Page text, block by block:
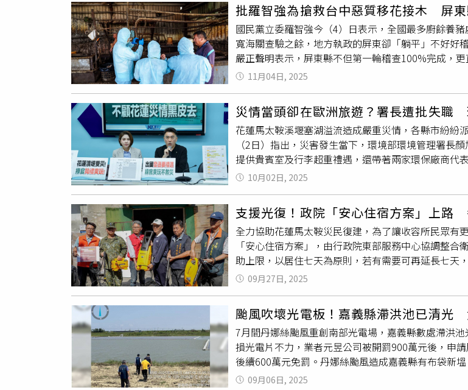
餘養豬戶蒸煮設備規模要與飼養頭數匹配，加裝廚餘
副署長林左祥表示，擬修正「一般廢棄物回收清除處
說，為防止養豬戶在廚餘養豬未開放前私運廚餘，應
餘。台中市長盧秀燕14日在議會備詢時指出，未來趨
或其他城市若走上這條路，一定要給產業落日時間，
業者轉型，是一個龐大的工程，市府目前積極朝目
模大，須兼顧後續配套措施，明確之後會跟鄉親報告
反對開放廚餘養豬，將在12月4日北上抗議。陳駿季
煮，也將與豬農充分溝通。
批羅智強為搶救台中惡質移花接木 屏
國民黨立委羅智強今（4）日表示，全國最多廚餘養
寬海關查驗之餘，地方執政的屏東卻「躺平」不好好
嚴正聲明表示，屏東縣不但第一輪稽查100%完成，
為100%。並怒批，羅智強委員引用錯誤資料，蓄意
疫不力、後續處理失能的焦點。屏東縣府指出，10
完成第一輪稽查，稽查率100%，全力防堵非洲豬瘟
第二輪稽查，10月29日也已完成第二輪稽查，稽查
查。環境部資料擷取時間有落差，縣府也要求立即更
證，再移花接木指摘屏東縣政府，企圖轉移輿論批判
秀，根本救不了台中市。屏東縣政府強調，防疫不需
場；羅委員與其想盡辦法污衊其他縣市，不如好好
11月04日, 2025
災情當頭卻在歐洲旅遊？署長遭批失職
花蓮馬太鞍溪堰塞湖溢流造成嚴重災情，各縣市紛紛
（2日）指出，災害發生當下，環境部環境管理署長
提供貴賓室及行李超重禮遇，還帶著兩家環保廠商代
已在9月27日請政風單位介入，將以公開透明原則釐
「天然災害環境應變與復原」職責脫節。林沛祥直言
著兩家廠商同行，此舉難以稱為考察，形同「官商旅
長彭啓明已在9月27日請政風單位介入，將以公開透
時遭質疑仍在國外自由行，顏其實「第一時間」透過
助相關處理。至於外界關注的貴賓室使用問題，環境
10月02日, 2025
支援光復！政院「安心住宿方案」上路
全力協助花蓮馬太鞍災民復建，為了讓收容所民眾有
「安心住宿方案」，由行政院東部服務中心協調整
助上限，以居住七天為原則，若有需要可再延長七天
住宿點，相關費用會由政府專案支應。中央災害應變
7人、救出人數711人、受傷80人。有關堰塞湖最新
自然流出，對下游影響相對有限，經濟部水利署也
業部水保署針對影響範圍周邊進行導引並做相關滯洪
示，將持續提供災區民眾民生物資、用藥等補給及收
蓮縣富里鄉農會等農民團體在災區提供許多協助，包
團體自動自發的付出，院長也表達感謝之意。農業部
畜牧司彙整各直轄市、縣市政府查報資料，至9月27
09月27日, 2025
颱風吹壞光電板！嘉義縣滯洪池已清光
7月間丹娜絲颱風重創南部光電場，嘉義縣數處滯洪
損光電片不力，業者元昱公司被開罰900萬元後，申
後續600萬元免罰。丹娜絲颱風造成嘉義縣有布袋新
公司屢次逾期未清除，累計被開罰900萬元，原訂8
09月06日, 2025